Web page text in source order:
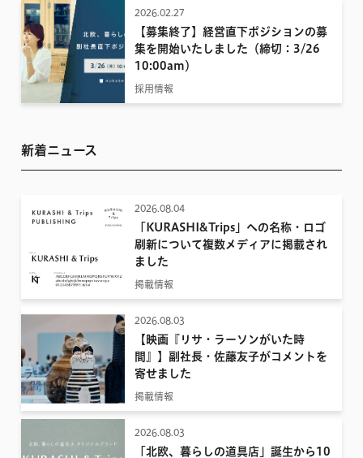
2026.02.27
【募集終了】経営直下ポジションの募
集を開始いたしました（締切：3/26
10:00am）
採用情報
新着ニュース
2026.08.04
「KURASHI&Trips」への名称・ロゴ
刷新について複数メディアに掲載され
ました
掲載情報
2026.08.03
【映画『リサ・ラーソンがいた時
間』】副社長・佐藤友子がコメントを
寄せました
掲載情報
2026.08.03
「北欧、暮らしの道具店」誕生から10